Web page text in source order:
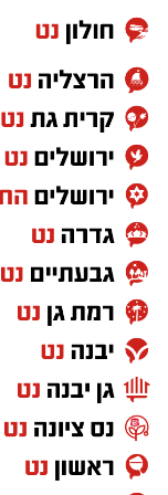
ופנימי,
מוזיקלי
המשתתפים על
קודש, כשהם
המופת ממיטב
ויז'ניץ,
בהמשך נשאו
אפריים וובר,
טננהויז, וכן
לארוע.
שלראשונה
כולו, על כל
חלק מ'משפחה
טננהויז הביעו